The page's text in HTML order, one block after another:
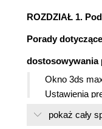
ROZDZIAŁ 1.
Porady
dostosowywania
Okno 3ds
Ustawienia
Skrót do
pokaż cały